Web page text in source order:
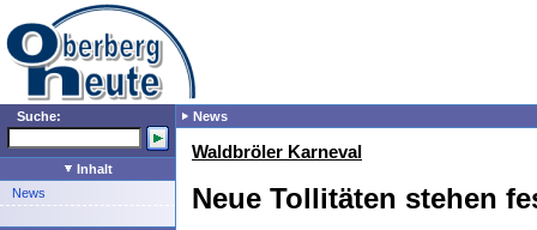
Suche:
Inhalt
News
News
Waldbröler Karneval
Neue Tollitäten stehen